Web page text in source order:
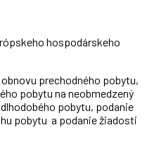
hospodárskeho
prechodného pobytu,
pobytu na neobmedzený
pobytu, podanie
pobytu a podanie žiadosti